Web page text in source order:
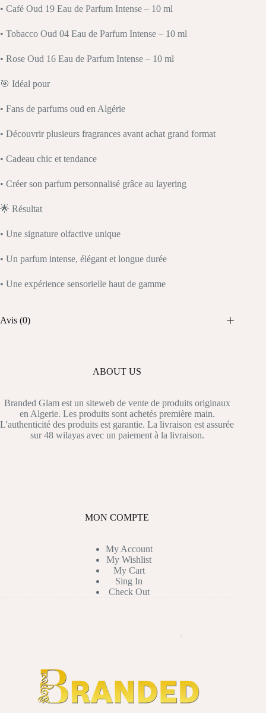
• Café Oud 19 Eau de Parfum Intense – 10 ml
• Tobacco Oud 04 Eau de Parfum Intense – 10 ml
• Rose Oud 16 Eau de Parfum Intense – 10 ml
🎯 Idéal pour
• Fans de parfums oud en Algérie
• Découvrir plusieurs fragrances avant achat grand format
• Cadeau chic et tendance
• Créer son parfum personnalisé grâce au layering
🌟 Résultat
• Une signature olfactive unique
• Un parfum intense, élégant et longue durée
• Une expérience sensorielle haut de gamme
Avis (0)
ABOUT US
Branded Glam est un siteweb de vente de produits originaux
en Algerie. Les produits sont achetés première main.
L'authenticité des produits est garantie. La livraison est assurée
sur 48 wilayas avec un paiement à la livraison.
MON COMPTE
My Account
My Wishlist
My Cart
Sing In
Check Out